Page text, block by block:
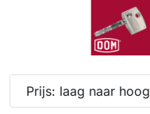
Prijs: laag naar hoog